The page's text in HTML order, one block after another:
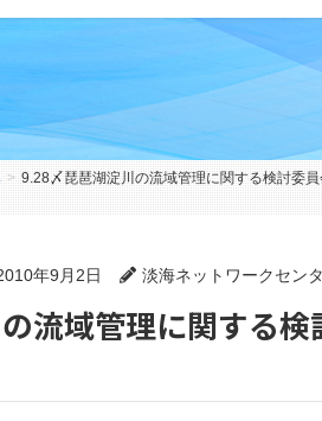
9.28〆琵琶湖淀川の流域管理に関する検討委
年9月2日 淡海ネットワークセン